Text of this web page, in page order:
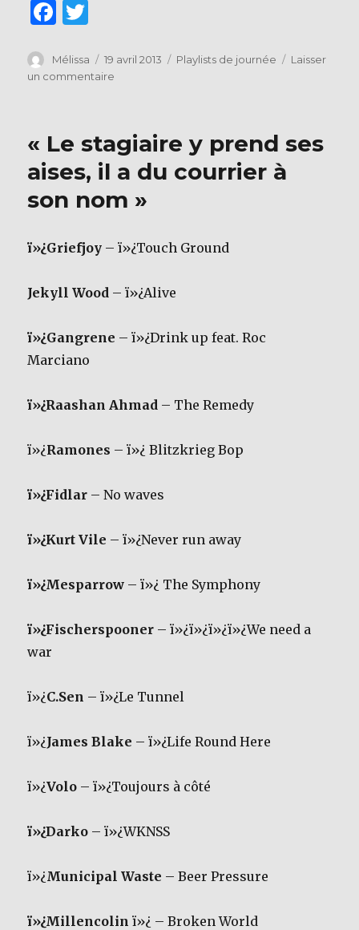
F
c
e
o
o
k
it
te
Auteur
Mélissa
Publié
le
19 avril 2013 Catégories
Playlists de journée
Laisser
un commentaire
bien
les
épisodes
de
l’assurance
risques »
« Le stagiaire y prend ses
aises, il a du courrier à
son nom »
ï»¿Griefjoy – ï»¿Touch Ground
Jekyll Wood – ï»¿Alive
ï»¿Gangrene – ï»¿Drink up feat. Roc
Marciano
ï»¿Raashan Ahmad – The Remedy
ï»¿Ramones – ï»¿ Blitzkrieg Bop
ï»¿Fidlar – No waves
ï»¿Kurt Vile – ï»¿Never run away
ï»¿Mesparrow – ï»¿ The Symphony
ï»¿Fischerspooner – ï»¿ï»¿ï»¿ï»¿We need a
war
ï»¿C.Sen – ï»¿Le Tunnel
ï»¿James Blake – ï»¿Life Round Here
ï»¿Volo – ï»¿Toujours à côté
ï»¿Darko – ï»¿WKNSS
ï»¿ Municipal Waste – Beer Pressure
ï»¿Millencolin ï»¿ – Broken World